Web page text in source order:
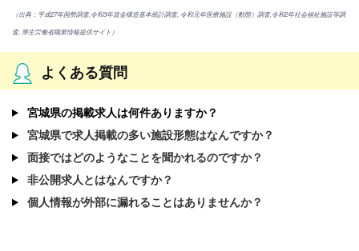
（出典：平成27年国勢調査,令和3年賃金構造基本統計調査, 令和元年医療施設（動態）調査,令和2年社会福祉施設等調
査, 厚生労働省職業情報提供サイト）
よくある質問
宮城県の掲載求人は何件ありますか？
宮城県で求人掲載の多い施設形態はなんですか？
面接ではどのようなことを聞かれるのですか？
非公開求人とはなんですか？
個人情報が外部に漏れることはありませんか？